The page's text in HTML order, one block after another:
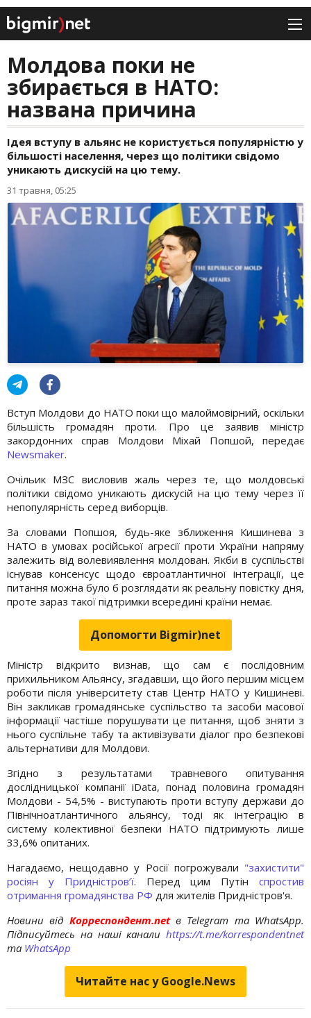
Молдова поки не
збирається в НАТО:
названа причина
Ідея вступу в альянс не користується популярністю у
більшості населення, через що політики свідомо
уникають дискусій на цю тему.
31 травня, 05:25
Вступ Молдови до НАТО поки що малоймовірний, оскільки
більшість громадян проти. Про це заявив міністр
закордонних справ Молдови Міхай Попшой, передає
Newsmaker.
Очільик МЗС висловив жаль через те, що молдовські
політики свідомо уникають дискусій на цю тему через її
непопулярність серед виборців.
За словами Попшоя, будь-яке зближення Кишинева з
НАТО в умовах російської агресії проти України напряму
залежить від волевиявлення молдован. Якби в суспільстві
існував консенсус щодо євроатлантичної інтеграції, це
питання можна було б розглядати як реальну повістку дня,
проте зараз такої підтримки всередині країни немає.
Допомогти Bigmir)net
Міністр відкрито визнав, що сам є послідовним
прихильником Альянсу, згадавши, що його першим місцем
роботи після університету став Центр НАТО у Кишиневі.
Він закликав громадянське суспільство та засоби масової
інформації частіше порушувати це питання, щоб зняти з
нього суспільне табу та активізувати діалог про безпекові
альтернативи для Молдови.
Згідно з результатами травневого опитування
дослідницької компанії iData, понад половина громадян
Молдови - 54,5% - виступають проти вступу держави до
Північноатлантичного альянсу, тоді як інтеграцію в
систему колективної безпеки НАТО підтримують лише
33,6% опитаних.
Нагадаємо, нещодавно у Росії погрожували "захистити"
росіян у Придністров’ї. Перед цим Путінспростив
отримання громадянства РФ для жителів Придністров'я.
Новини від Корреспондент.netв Telegram та WhatsApp.
Підписуйтесь на наші канали https://t.me/korrespondentnet
та WhatsApp
Читайте нас у Google.News